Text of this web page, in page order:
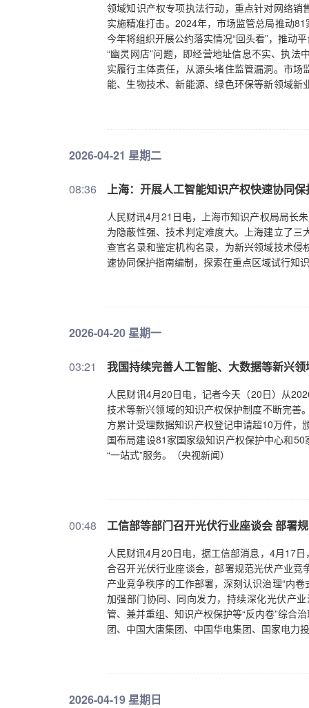
领域知识产权专项执法行动，重点针对网络
实施精准打击。2024年，市场监管总局推动
今年将组织开展公约落实情况“回头看”，推动
“幽灵网店”问题，即经营地址信息不实、执法
实履行主体责任，从源头堵住监管漏洞。市
能、生物技术、新能源、绿色环保等新领域
2026-04-21 星期二
08:36 上海：开展人工智能知识产权快速协同
人民财讯4月21日电，上海市知识产权局局长
为隐蔽性强、技术判定难度大。上海建立了
查官名录和鉴定机构名录，为新兴领域技术
速协同保护指南编制，探索在重点区域试行知
2026-04-20 星期一
03:21 我国持续完善人工智能、大数据等新兴
人民财讯4月20日电，记者今天（20日）从
技术等新兴领域的知识产权保护制度不断完善
方累计受理数据知识产权登记申请超10万件
国布局建设81家国家级知识产权保护中心和
“一站式”服务。（央视新闻）
00:48 工信部等部门召开光伏行业座谈会 部署
人民财讯4月20日电，据工信部消息，4月17
合召开光伏行业座谈会，部署规范光伏产业
产业竞争秩序的工作部署，深刻认识治理“内
加强部门协同、同向发力，持续深化光伏产
管、兼并重组、知识产权保护等“反内卷”综合
团、中国大唐集团、中国华电集团、国家电力
2026-04-19 星期日